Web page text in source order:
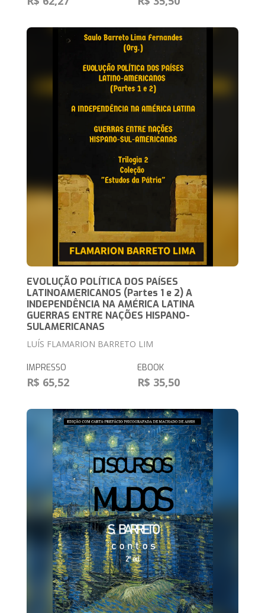
EVOLUÇÃO POLÍTICA DOS PAÍSES
LATINOAMERICANOS (Partes 1 e 2) A
INDEPENDÊNCIA NA AMÉRICA LATINA
GUERRAS ENTRE NAÇÕES HISPANO-
SULAMERICANAS
LUÍS FLAMARION BARRETO LIM
IMPRESSO
R$ 65,52
EBOOK
R$ 35,50